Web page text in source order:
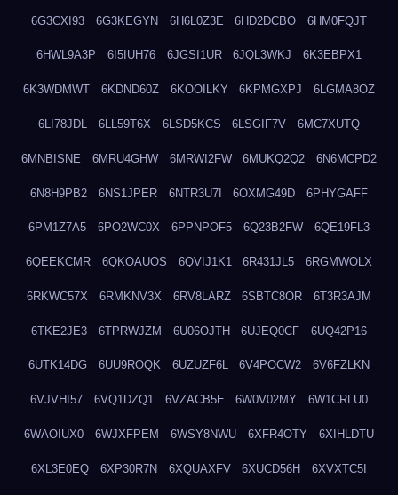
6G3CXI93 6G3KEGYN 6H6L0Z3E 6HD2DCBO 6HM0FQJT
6HWL9A3P 6I5IUH76 6JGSI1UR 6JQL3WKJ 6K3EBPX1
6K3WDMWT 6KDND60Z 6KOOILKY 6KPMGXPJ 6LGMA8OZ
6LI78JDL 6LL59T6X 6LSD5KCS 6LSGIF7V 6MC7XUTQ
6MNBISNE 6MRU4GHW 6MRWI2FW 6MUKQ2Q2 6N6MCPD2
6N8H9PB2 6NS1JPER 6NTR3U7I 6OXMG49D 6PHYGAFF
6PM1Z7A5 6PO2WC0X 6PPNPOF5 6Q23B2FW 6QE19FL3
6QEEKCMR 6QKOAUOS 6QVIJ1K1 6R431JL5 6RGMWOLX
6RKWC57X 6RMKNV3X 6RV8LARZ 6SBTC8OR 6T3R3AJM
6TKE2JE3 6TPRWJZM 6U06OJTH 6UJEQ0CF 6UQ42P16
6UTK14DG 6UU9ROQK 6UZUZF6L 6V4POCW2 6V6FZLKN
6VJVHI57 6VQ1DZQ1 6VZACB5E 6W0V02MY 6W1CRLU0
6WAOIUX0 6WJXFPEM 6WSY8NWU 6XFR4OTY 6XIHLDTU
6XL3E0EQ 6XP30R7N 6XQUAXFV 6XUCD56H 6XVXTC5I